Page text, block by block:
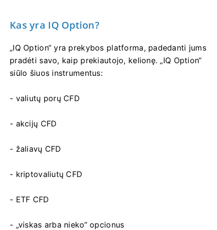
Kas yra IQ Option?
„IQ Option“ yra prekybos platforma, padedanti jums
pradėti savo, kaip prekiautojo, kelionę. „IQ Option“
siūlo šiuos instrumentus:
- valiutų porų CFD
- akcijų CFD
- žaliavų CFD
- kriptovaliutų CFD
- ETF CFD
- „viskas arba nieko“ opcionus